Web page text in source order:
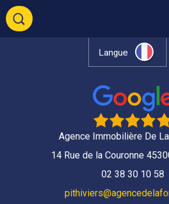
Langue
Agence Immobilière De
14 Rue de la Couronne
02 38 30 10 58